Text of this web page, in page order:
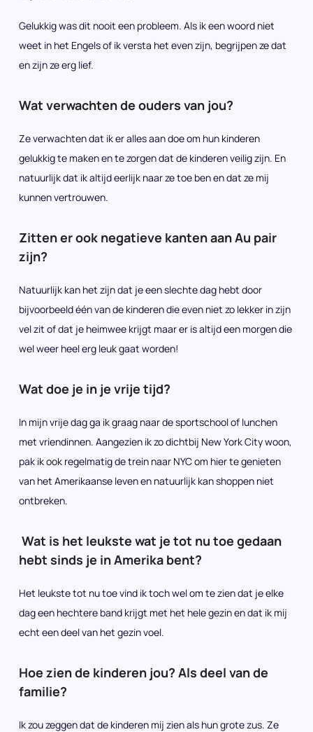
Gelukkig was dit nooit een probleem. Als ik een woord niet
weet in het Engels of ik versta het even zijn, begrijpen ze dat
en zijn ze erg lief.
Wat verwachten de ouders van jou?
Ze verwachten dat ik er alles aan doe om hun kinderen
gelukkig te maken en te zorgen dat de kinderen veilig zijn. En
natuurlijk dat ik altijd eerlijk naar ze toe ben en dat ze mij
kunnen vertrouwen.
Zitten er ook negatieve kanten aan Au pair
zijn?
Natuurlijk kan het zijn dat je een slechte dag hebt door
bijvoorbeeld één van de kinderen die even niet zo lekker in zijn
vel zit of dat je heimwee krijgt maar er is altijd een morgen die
wel weer heel erg leuk gaat worden!
Wat doe je in je vrije tijd?
In mijn vrije dag ga ik graag naar de sportschool of lunchen
met vriendinnen. Aangezien ik zo dichtbij New York City woon,
pak ik ook regelmatig de trein naar NYC om hier te genieten
van het Amerikaanse leven en natuurlijk kan shoppen niet
ontbreken.
Wat is het leukste wat je tot nu toe gedaan
hebt sinds je in Amerika bent?
Het leukste tot nu toe vind ik toch wel om te zien dat je elke
dag een hechtere band krijgt met het hele gezin en dat ik mij
echt een deel van het gezin voel.
Hoe zien de kinderen jou? Als deel van de
familie?
Ik zou zeggen dat de kinderen mij zien als hun grote zus. Ze